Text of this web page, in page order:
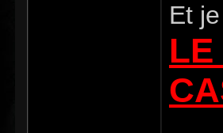
Et
LE